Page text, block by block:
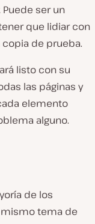
ser un
que lidiar con
de prueba.
listo con su
las páginas y
elemento
alguno.
de los
tema de